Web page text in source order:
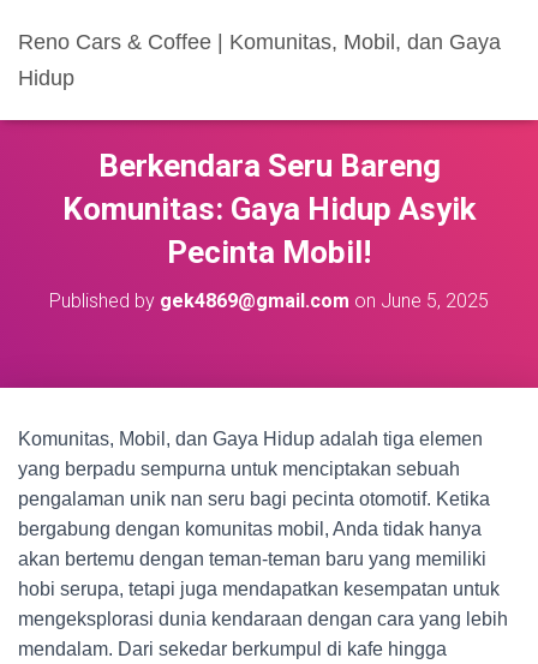
Reno Cars & Coffee | Komunitas, Mobil, dan Gaya
Hidup
Berkendara Seru Bareng
Komunitas: Gaya Hidup Asyik
Pecinta Mobil!
Published by gek4869@gmail.com on June 5, 2025
Komunitas, Mobil, dan Gaya Hidup adalah tiga elemen
yang berpadu sempurna untuk menciptakan sebuah
pengalaman unik nan seru bagi pecinta otomotif. Ketika
bergabung dengan komunitas mobil, Anda tidak hanya
akan bertemu dengan teman-teman baru yang memiliki
hobi serupa, tetapi juga mendapatkan kesempatan untuk
mengeksplorasi dunia kendaraan dengan cara yang lebih
mendalam. Dari sekedar berkumpul di kafe hingga